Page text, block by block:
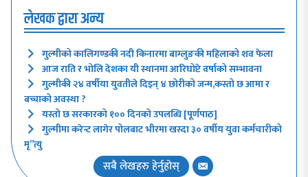
लेखक द्वारा अन्य
गुल्मीको कालिगण्डकी नदी किनारमा बाग्लुङकी महिलाको शव फेला
आज राति र भोलि देशका यी स्थानमा आरिघोप्टे वर्षाको सम्भावना
गुल्मीकी २४ वर्षीया युवतीले दिइन् ४ छोरीको जन्म,कस्तो छ आमा र
बच्चाको अवस्था ?
यस्तो छ सरकारको १०० दिनको उपलब्धि [पूर्णपाठ]
गुल्मीमा करेन्ट लागेर पोलबाट भीरमा खस्दा ३० वर्षीय युवा कर्मचारीको
मृ”त्यु
सबै लेखहरु हेर्नुहोस्